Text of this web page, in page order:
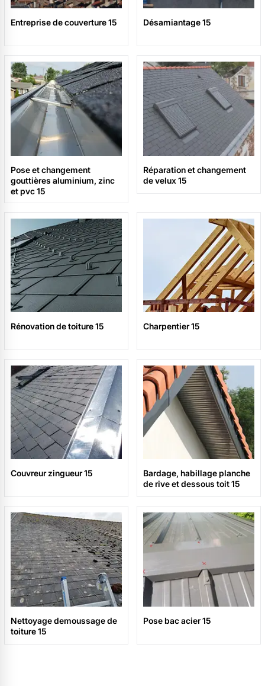
Entreprise de couverture 15 Désamiantage 15
Pose et changement
gouttières aluminium, zinc
et pvc 15
Réparation et changement
de velux 15
Rénovation de toiture 15 Charpentier 15
Couvreur zingueur 15
Bardage, habillage planche
de rive et dessous toit 15
Nettoyage demoussage de
toiture 15
Pose bac acier 15